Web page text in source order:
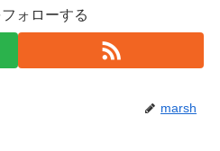
ォローする
marsh